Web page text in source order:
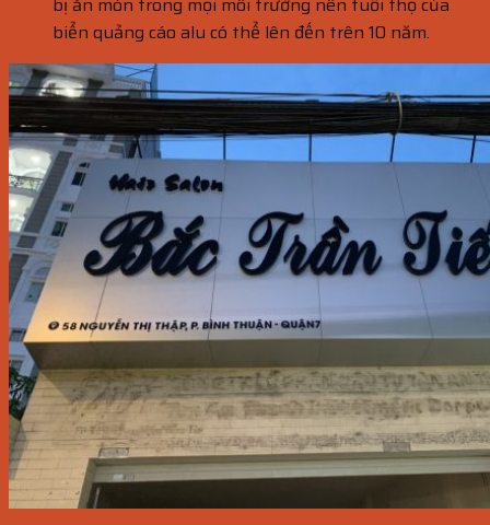
biển quảng cáo alu có thể lên đến trên 10 năm.